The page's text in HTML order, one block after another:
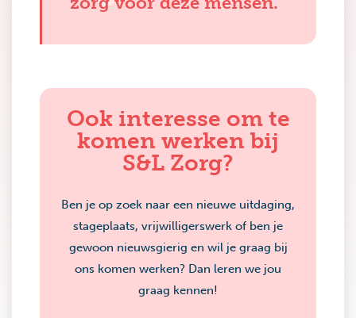
Ook interesse om te
komen werken bij
S&L Zorg?
Ben je op zoek naar een nieuwe uitdaging,
stageplaats, vrijwilligerswerk of ben je
gewoon nieuwsgierig en wil je graag bij
ons komen werken? Dan leren we jou
graag kennen!